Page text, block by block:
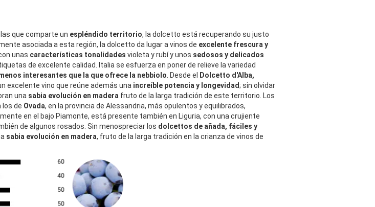
que comparte un espléndido territorio, la dolcetto está recuperando su justo
asociada a esta región, la dolcetto da lugar a vinos de excelente frescura y
unas características tonalidades violeta y rubí y unos sedosos y delicados
de excelente calidad. Italia se esfuerza en poner de relieve la variedad
interesantes que la que ofrece la nebbiolo. Desde el
Dolcetto d'Alba,
excelente vino que reúne además una increíble potencia y longevidad; sin olvidar
una sabia evolución en madera fruto de la larga tradición de este territorio. Los
los de Ovada, en la provincia de Alessandria, más opulentos y equilibrados,
en el bajo Piamonte, está presente también en Liguria, con una crujiente
de algunos rosados. Sin menospreciar los dolcettos de añada, fáciles y
sabia evolución en madera, fruto de la larga tradición en la crianza de vinos de